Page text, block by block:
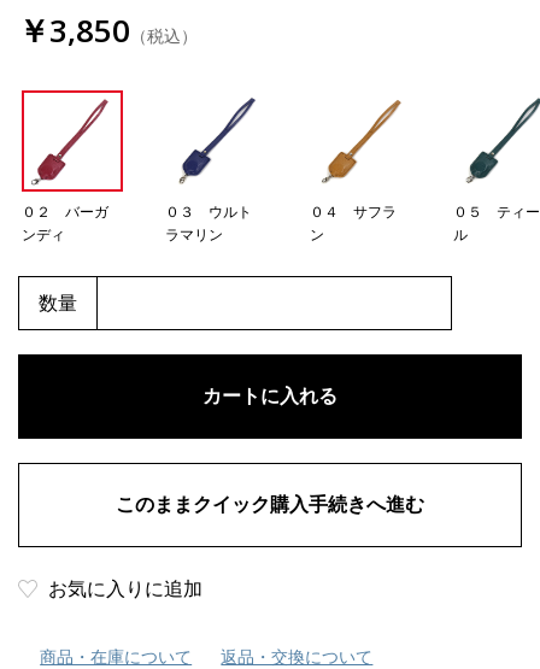
￥3,850 （税込）
０２ バーガ
ンディ
０３ ウルト
ラマリン
０４ サフラ
ン
０５ ティー
ル
数量
お気に入りに追加
商品・在庫について
返品・交換について